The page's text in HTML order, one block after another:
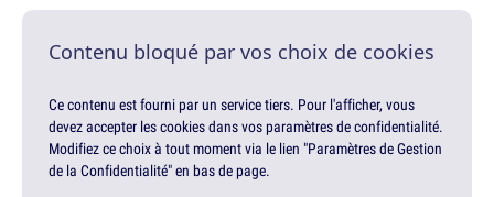
Contenu bloqué par vos choix de cookies
Ce contenu est fourni par un service tiers. Pour l'afficher, vous
devez accepter les cookies dans vos paramètres de confidentialité.
Modifiez ce choix à tout moment via le lien "Paramètres de Gestion
de la Confidentialité" en bas de page.